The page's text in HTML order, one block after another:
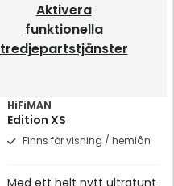
Aktivera
funktionella
tredjepartstjänster
HiFiMAN
Edition XS
Finns för visning / hemlån
Med ett helt nytt ultratunt